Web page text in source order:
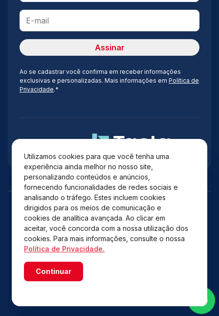
Utilizamos cookies para que você tenha uma
experiência ainda melhor no nosso site,
personalizando conteúdos e anúncios,
fornecendo funcionalidades de redes sociais e
analisando o tráfego. Estes incluem cookies
dirigidos para os meios de comunicação e
cookies de analítica avançada. Ao clicar em
aceitar, você concorda com a nossa utilização dos
cookies. Para mais informações, consulte o nossa
Política de Privacidade.
Continuar
Ao se cadastrar você confirma em receber informações
exclusivas e personalizadas. Mais informações em Política de
Privacidade.*
Copyright © 2026 Shopping Catuaí Palladium – Todos os